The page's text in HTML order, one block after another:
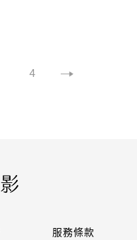
4
服務條款